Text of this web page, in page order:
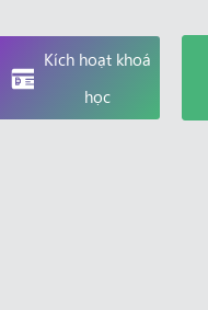
Kích hoạt khoá
học